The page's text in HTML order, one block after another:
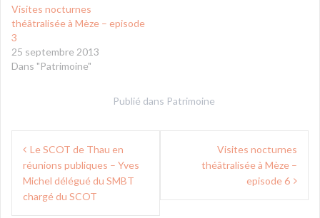
Visites nocturnes
théâtralisée à Mèze – episode
3
25 septembre 2013
Dans "Patrimoine"
Publié dans Patrimoine
Navigation
de
l’article
Le SCOT de Thau en
réunions publiques – Yves
Michel délégué du SMBT
chargé du SCOT
Visites nocturnes
théâtralisée à Mèze –
episode 6